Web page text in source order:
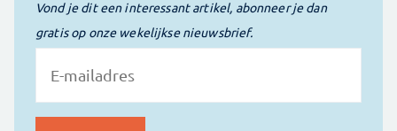
Vond je dit een interessant artikel, abonneer je dan
gratis op onze wekelijkse nieuwsbrief.